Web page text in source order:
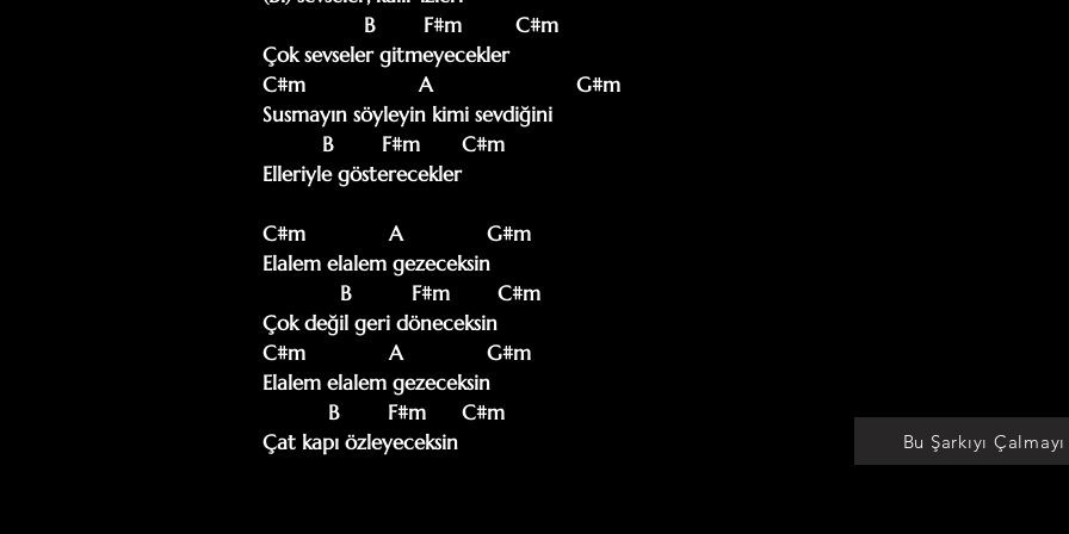
Çok sevseler gitmeyecekler
C#m                   A                        G#m
Susmayın söyleyin kimi sevdiğini
Elleriyle gösterecekler
C#m              A              G#m
Elalem elalem gezeceksin
Çok değil geri döneceksin
C#m              A              G#m
Elalem elalem gezeceksin
Çat kapı özleyeceksin
Bu Şarkıyı